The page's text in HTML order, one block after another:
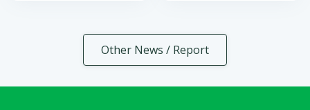
Other News / Report